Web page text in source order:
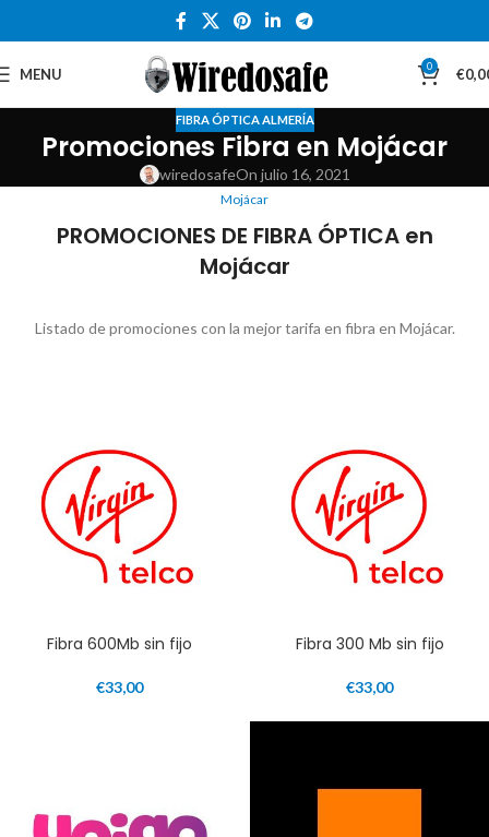
MENU 0 €
FIBRA ÓPTICA ALMERÍA
Promociones Fibra en Mojácar
wiredosafeOn julio 16, 2021
Mojácar
PROMOCIONES DE FIBRA ÓPTICA en
Mojácar
Listado de promociones con la mejor tarifa en fibra en Mojácar.
Fibra 600Mb sin fijo
€33,00
Fibra 300 Mb sin fijo
€33,00